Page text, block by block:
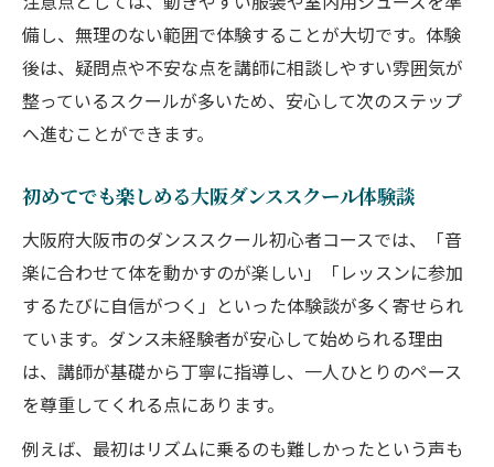
備し、無理のない範囲で体験することが大切です。体験
後は、疑問点や不安な点を講師に相談しやすい雰囲気が
整っているスクールが多いため、安心して次のステップ
へ進むことができます。
初めてでも楽しめる大阪ダンススクール体験談
大阪府大阪市のダンススクール初心者コースでは、「音
楽に合わせて体を動かすのが楽しい」「レッスンに参加
するたびに自信がつく」といった体験談が多く寄せられ
ています。ダンス未経験者が安心して始められる理由
は、講師が基礎から丁寧に指導し、一人ひとりのペース
を尊重してくれる点にあります。
例えば、最初はリズムに乗るのも難しかったという声も